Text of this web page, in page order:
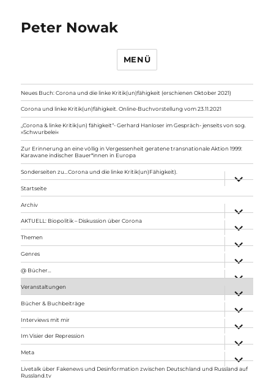
Peter Nowak
MENÜ
Neues Buch: Corona und die linke Kritik(un)fähigkeit (erschienen Oktober 2021)
Corona und linke Kritik(un)fähigkeit. Online-Buchvorstellung vom 23.11.2021
„Corona & linke Kritik(un) fähigkeit“- Gerhard Hanloser im Gespräch- jenseits von sog.
»Schwurbelei«
Zur Erinnerung an eine völlig in Vergessenheit geratene transnationale Aktion 1999:
Karawane indischer Bauer*innen in Europa
Sonderseiten zu…Corona und die linke Kritik(un)Fähigkeit).
anzeigen
Startseite
Archiv
anzeigen
AKTUELL: Biopolitik – Diskussion über Corona
anzeigen
Themen
anzeigen
Genres
anzeigen
@ Bücher…
Veranstaltungen
anzeigen
Bücher & Buchbeiträge
anzeigen
Interviews mit mir
anzeigen
Im Visier der Repression
anzeigen
Meta
anzeigen
Livetalk über Fakenews und Desinformation zwischen Deutschland und Russland auf
Russland.tv